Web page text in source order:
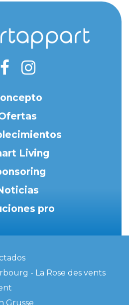
Living
pro
- La Rose des vents
Grusse